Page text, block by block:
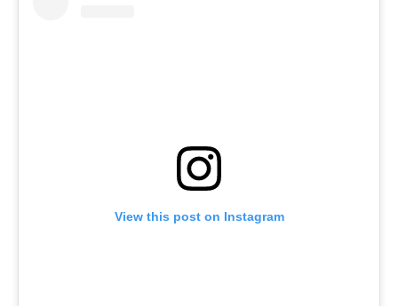
View this post on Instagram